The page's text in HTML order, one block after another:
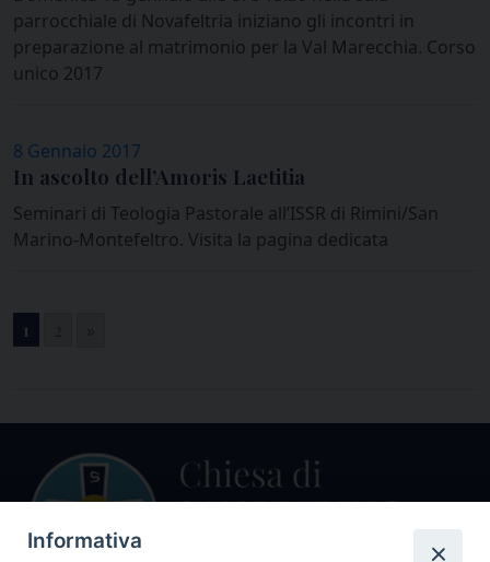
parrocchiale di Novafeltria iniziano gli incontri in
preparazione al matrimonio per la Val Marecchia. Corso
unico 2017
8 Gennaio 2017
In ascolto dell’Amoris Laetitia
Seminari di Teologia Pastorale all’ISSR di Rimini/San
Marino-Montefeltro. Visita la pagina dedicata
1
Informativa